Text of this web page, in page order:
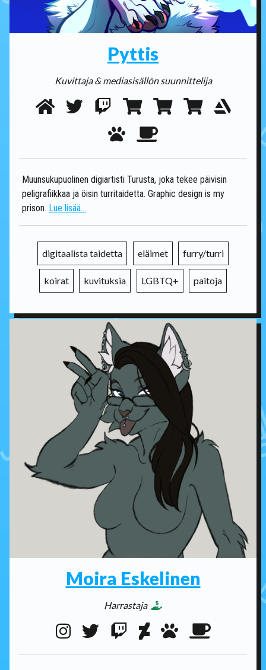
Pyttis
Kuvittaja & mediasisällön suunnittelija
Muunsukupuolinen digiartisti Turusta, joka tekee päivisin
peligrafiikkaa ja öisin turritaidetta. Graphic design is my
prison. Lue lisää...
digitaalista taidetta eläimet furry/turri
koirat kuvituksia LGBTQ+ paitoja
Moira Eskelinen
Harrastaja